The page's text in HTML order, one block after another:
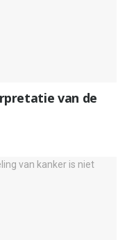
van de